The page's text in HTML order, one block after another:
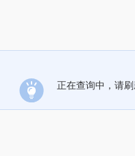
正在查询中，请